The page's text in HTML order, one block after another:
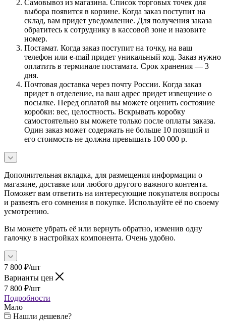
Самовывоз из магазина. Список торговых точек для
выбора появится в корзине. Когда заказ поступит на
склад, вам придет уведомление. Для получения заказа
обратитесь к сотруднику в кассовой зоне и назовите
номер.
Постамат. Когда заказ поступит на точку, на ваш
телефон или e-mail придет уникальный код. Заказ нужно
оплатить в терминале постамата. Срок хранения — 3
дня.
Почтовая доставка через почту России. Когда заказ
придет в отделение, на ваш адрес придет извещение о
посылке. Перед оплатой вы можете оценить состояние
коробки: вес, целостность. Вскрывать коробку
самостоятельно вы можете только после оплаты заказа.
Один заказ может содержать не больше 10 позиций и
его стоимость не должна превышать 100 000 р.
Дополнительная вкладка, для размещения информации о
магазине, доставке или любого другого важного контента.
Поможет вам ответить на интересующие покупателя вопросы
и развеять его сомнения в покупке. Используйте её по своему
усмотрению.
Вы можете убрать её или вернуть обратно, изменив одну
галочку в настройках компонента. Очень удобно.
7 800 ₽/шт
Варианты цен
7 800 ₽/шт
Подробности
Мало
Нашли дешевле?